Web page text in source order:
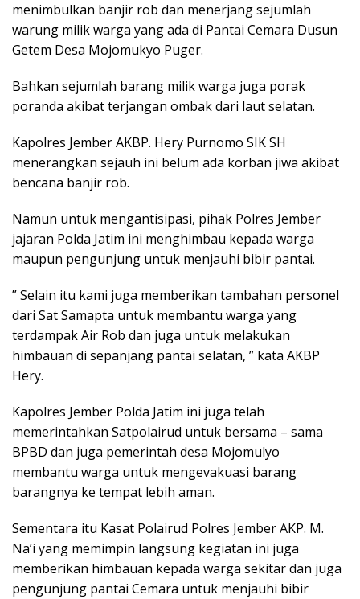
menimbulkan banjir rob dan menerjang sejumlah
warung milik warga yang ada di Pantai Cemara Dusun
Getem Desa Mojomukyo Puger.
Bahkan sejumlah barang milik warga juga porak
poranda akibat terjangan ombak dari laut selatan.
Kapolres Jember AKBP. Hery Purnomo SIK SH
menerangkan sejauh ini belum ada korban jiwa akibat
bencana banjir rob.
Namun untuk mengantisipasi, pihak Polres Jember
jajaran Polda Jatim ini menghimbau kepada warga
maupun pengunjung untuk menjauhi bibir pantai.
” Selain itu kami juga memberikan tambahan personel
dari Sat Samapta untuk membantu warga yang
terdampak Air Rob dan juga untuk melakukan
himbauan di sepanjang pantai selatan, ” kata AKBP
Hery.
Kapolres Jember Polda Jatim ini juga telah
memerintahkan Satpolairud untuk bersama – sama
BPBD dan juga pemerintah desa Mojomulyo
membantu warga untuk mengevakuasi barang
barangnya ke tempat lebih aman.
Sementara itu Kasat Polairud Polres Jember AKP. M.
Na’i yang memimpin langsung kegiatan ini juga
memberikan himbauan kepada warga sekitar dan juga
pengunjung pantai Cemara untuk menjauhi bibir